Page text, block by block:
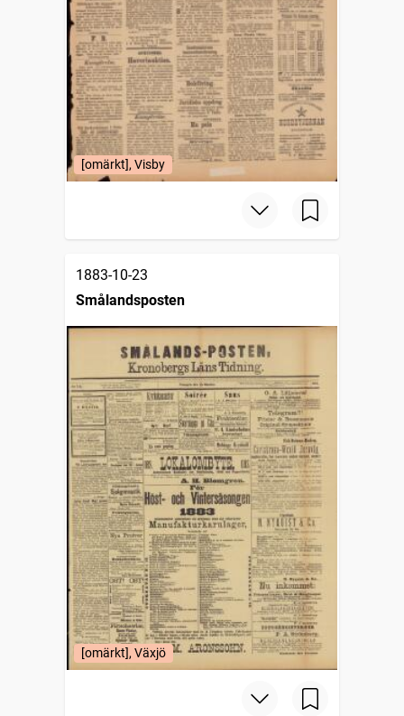
[omärkt], Visby
1883-10-23
Smålandsposten
[omärkt], Växjö